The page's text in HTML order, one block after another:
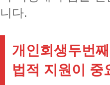
니다.
개인회생두번
법적 지원이 중